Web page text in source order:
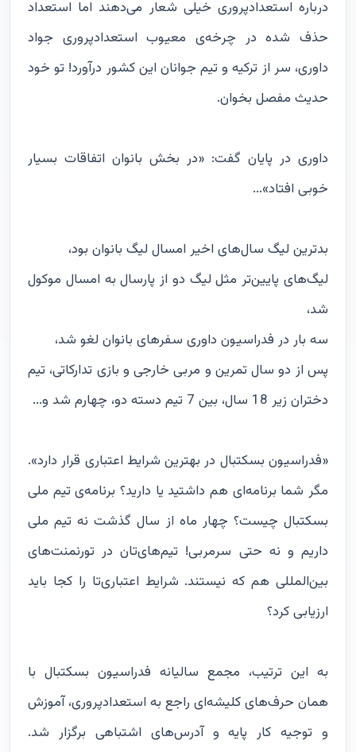
درباره استعدادپروری خیلی شعار می‌دهند اما استعداد
حذف شده در چرخه‌ی معیوب استعدادپروری جواد
داوری، سر از ترکیه و تیم جوانان این کشور درآورد! تو خود
حدیث مفصل بخوان.
داوری در پایان گفت: «در بخش بانوان اتفاقات بسیار
خوبی افتاد»...
بدترین لیگ سال‌های اخیر امسال لیگ بانوان بود،
لیگ‌های پایین‌تر مثل لیگ دو از پارسال به امسال موکول
شد،
سه بار در فدراسیون داوری سفرهای بانوان لغو شد،
پس از دو سال تمرین و مربی خارجی و بازی تدارکاتی، تیم
دختران زیر 18 سال، بین 7 تیم دسته دو، چهارم شد و...
«فدراسیون بسکتبال در بهترین شرایط اعتباری قرار دارد».
مگر شما برنامه‌ای هم داشتید یا دارید؟ برنامه‌ی تیم ملی
بسکتبال چیست؟ چهار ماه از سال گذشت نه تیم ملی
داریم و نه حتی سرمربی! تیم‌های‌تان در تورنمنت‌های
بین‌المللی هم که نیستند. شرایط اعتباری‌تا را کجا باید
ارزیابی کرد؟
به این ترتیب، مجمع سالیانه فدراسیون بسکتبال با
همان حرف‌های کلیشه‌ای راجع به استعدادپروری، آموزش
و توجیه کار پایه و آدرس‌های اشتباهی برگزار شد.